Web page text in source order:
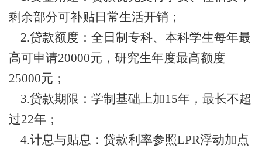
剩余部分可补贴日常生活开销；
2.贷款额度：全日制专科、本科学生每年最
高可申请20000元，研究生年度最高额度
25000元；
3.贷款期限：学制基础上加15年，最长不超
过22年；
4.计息与贴息：贷款利率参照LPR浮动加点